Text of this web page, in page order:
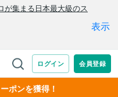
ポンを獲得！